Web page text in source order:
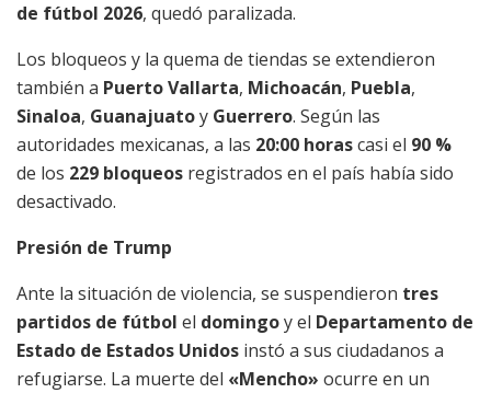
de fútbol 2026, quedó paralizada.
Los bloqueos y la quema de tiendas se extendieron
también a Puerto Vallarta, Michoacán, Puebla,
Sinaloa, Guanajuatoy Guerrero. Según las
autoridades mexicanas, a las 20:00 horascasi el 90 %
de los 229 bloqueos registrados en el país había sido
desactivado.
Presión de Trump
Ante la situación de violencia, se suspendieron tres
partidos de fútbol el domingoy el Departamento de
Estado de Estados Unidos instó a sus ciudadanos a
refugiarse. La muerte del «Mencho» ocurre en un